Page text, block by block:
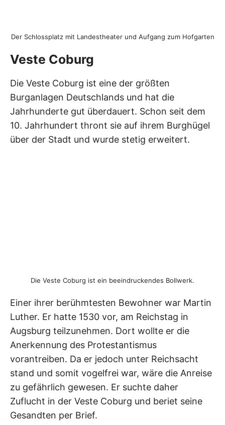
Der Schlossplatz mit Landestheater und Aufgang zum Hofgarten
Veste Coburg
Die Veste Coburg ist eine der größten
Burganlagen Deutschlands und hat die
Jahrhunderte gut überdauert. Schon seit dem
10. Jahrhundert thront sie auf ihrem Burghügel
über der Stadt und wurde stetig erweitert.
Die Veste Coburg ist ein beeindruckendes Bollwerk.
Einer ihrer berühmtesten Bewohner war Martin
Luther. Er hatte 1530 vor, am Reichstag in
Augsburg teilzunehmen. Dort wollte er die
Anerkennung des Protestantismus
vorantreiben. Da er jedoch unter Reichsacht
stand und somit vogelfrei war, wäre die Anreise
zu gefährlich gewesen. Er suchte daher
Zuflucht in der Veste Coburg und beriet seine
Gesandten per Brief.